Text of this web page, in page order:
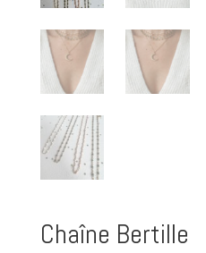
Chaîne Bertille